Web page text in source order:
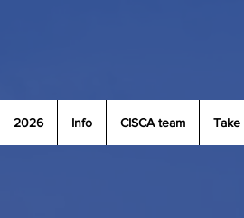
2026 Info CISCA team Take